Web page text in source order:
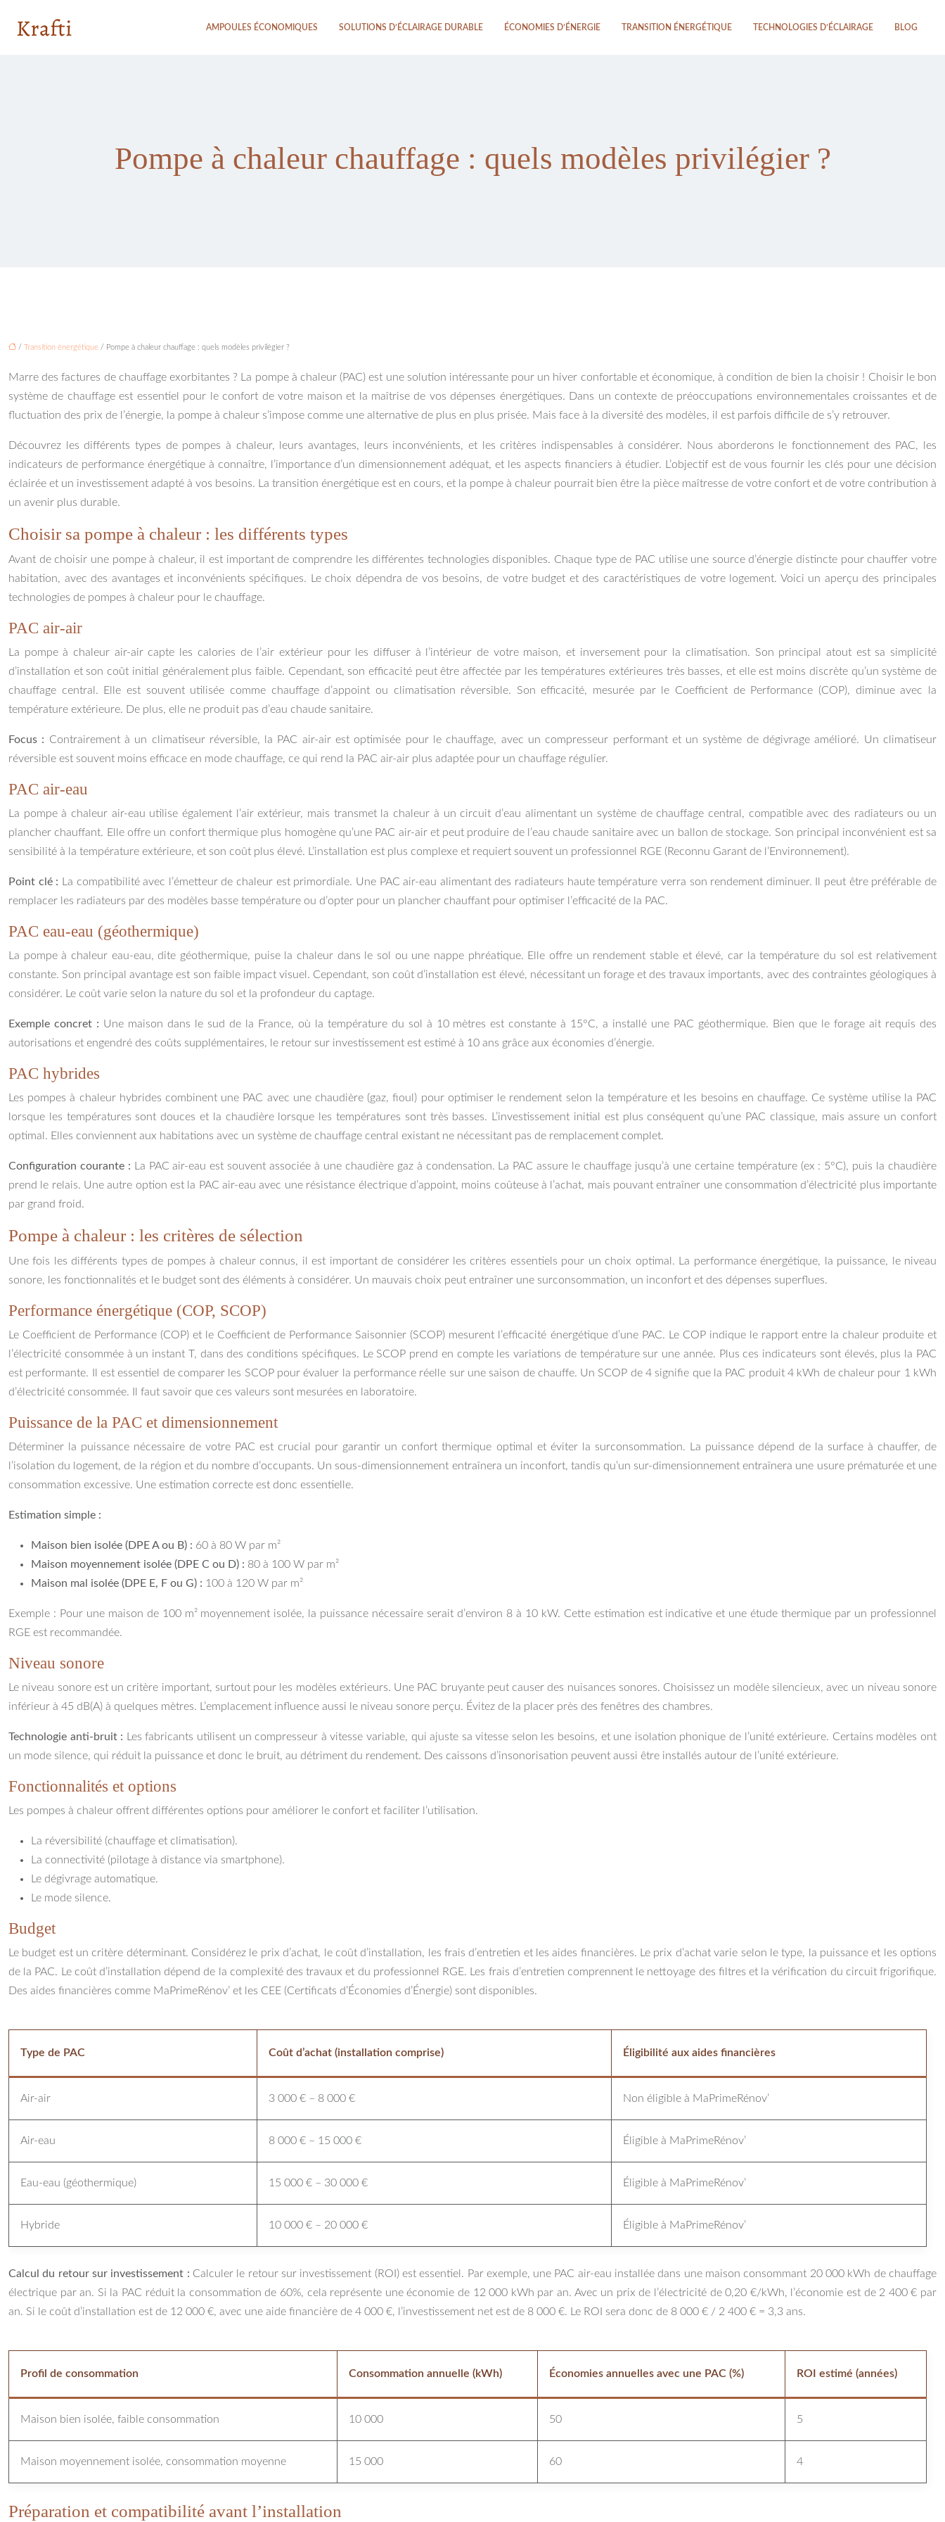
AMPOULES ÉCONOMIQUES SOLUTIONS D’ÉCLAIRAGE DURABLE ÉCONOMIES D’ÉNERGIE TRANSITION ÉNERGÉTIQUE TECHNOLOGIES D’ÉCLAIRAGE BLOG
Pompe à chaleur chauffage : quels modèles privilégier ?
/ Transition énergétique / Pompe à chaleur chauffage : quels modèles privilégier ?
Marre des factures de chauffage exorbitantes ? La pompe à chaleur (PAC) est une solution intéressante pour un hiver confortable et économique, à condition de bien la choisir ! Choisir le bon
système de chauffage est essentiel pour le confort de votre maison et la maîtrise de vos dépenses énergétiques. Dans un contexte de préoccupations environnementales croissantes et de
fluctuation des prix de l’énergie, la pompe à chaleur s’impose comme une alternative de plus en plus prisée. Mais face à la diversité des modèles, il est parfois difficile de s’y retrouver.
Découvrez les différents types de pompes à chaleur, leurs avantages, leurs inconvénients, et les critères indispensables à considérer. Nous aborderons le fonctionnement des PAC, les
indicateurs de performance énergétique à connaître, l’importance d’un dimensionnement adéquat, et les aspects financiers à étudier. L’objectif est de vous fournir les clés pour une décision
éclairée et un investissement adapté à vos besoins. La transition énergétique est en cours, et la pompe à chaleur pourrait bien être la pièce maîtresse de votre confort et de votre contribution à
un avenir plus durable.
Choisir sa pompe à chaleur : les différents types
Avant de choisir une pompe à chaleur, il est important de comprendre les différentes technologies disponibles. Chaque type de PAC utilise une source d’énergie distincte pour chauffer votre
habitation, avec des avantages et inconvénients spécifiques. Le choix dépendra de vos besoins, de votre budget et des caractéristiques de votre logement. Voici un aperçu des principales
technologies de pompes à chaleur pour le chauffage.
PAC air-air
La pompe à chaleur air-air capte les calories de l’air extérieur pour les diffuser à l’intérieur de votre maison, et inversement pour la climatisation. Son principal atout est sa simplicité
d’installation et son coût initial généralement plus faible. Cependant, son efficacité peut être affectée par les températures extérieures très basses, et elle est moins discrète qu’un système de
chauffage central. Elle est souvent utilisée comme chauffage d’appoint ou climatisation réversible. Son efficacité, mesurée par le Coefficient de Performance (COP), diminue avec la
température extérieure. De plus, elle ne produit pas d’eau chaude sanitaire.
Focus : Contrairement à un climatiseur réversible, la PAC air-air est optimisée pour le chauffage, avec un compresseur performant et un système de dégivrage amélioré. Un climatiseur
réversible est souvent moins efficace en mode chauffage, ce qui rend la PAC air-air plus adaptée pour un chauffage régulier.
PAC air-eau
La pompe à chaleur air-eau utilise également l’air extérieur, mais transmet la chaleur à un circuit d’eau alimentant un système de chauffage central, compatible avec des radiateurs ou un
plancher chauffant. Elle offre un confort thermique plus homogène qu’une PAC air-air et peut produire de l’eau chaude sanitaire avec un ballon de stockage. Son principal inconvénient est sa
sensibilité à la température extérieure, et son coût plus élevé. L’installation est plus complexe et requiert souvent un professionnel RGE (Reconnu Garant de l’Environnement).
Point clé :
La compatibilité avec l’émetteur de chaleur est primordiale. Une PAC air-eau alimentant des radiateurs haute température verra son rendement diminuer. Il peut être préférable de
remplacer les radiateurs par des modèles basse température ou d’opter pour un plancher chauffant pour optimiser l’efficacité de la PAC.
PAC eau-eau (géothermique)
La pompe à chaleur eau-eau, dite géothermique, puise la chaleur dans le sol ou une nappe phréatique. Elle offre un rendement stable et élevé, car la température du sol est relativement
constante. Son principal avantage est son faible impact visuel. Cependant, son coût d’installation est élevé, nécessitant un forage et des travaux importants, avec des contraintes géologiques à
considérer. Le coût varie selon la nature du sol et la profondeur du captage.
Exemple concret : Une maison dans le sud de la France, où la température du sol à 10 mètres est constante à 15°C, a installé une PAC géothermique. Bien que le forage ait requis des
autorisations et engendré des coûts supplémentaires, le retour sur investissement est estimé à 10 ans grâce aux économies d’énergie.
PAC hybrides
Les pompes à chaleur hybrides combinent une PAC avec une chaudière (gaz, fioul) pour optimiser le rendement selon la température et les besoins en chauffage. Ce système utilise la PAC
lorsque les températures sont douces et la chaudière lorsque les températures sont très basses. L’investissement initial est plus conséquent qu’une PAC classique, mais assure un confort
optimal. Elles conviennent aux habitations avec un système de chauffage central existant ne nécessitant pas de remplacement complet.
Configuration courante :
La PAC air-eau est souvent associée à une chaudière gaz à condensation. La PAC assure le chauffage jusqu’à une certaine température (ex : 5°C), puis la chaudière
prend le relais. Une autre option est la PAC air-eau avec une résistance électrique d’appoint, moins coûteuse à l’achat, mais pouvant entraîner une consommation d’électricité plus importante
par grand froid.
Pompe à chaleur : les critères de sélection
Une fois les différents types de pompes à chaleur connus, il est important de considérer les critères essentiels pour un choix optimal. La performance énergétique, la puissance, le niveau
sonore, les fonctionnalités et le budget sont des éléments à considérer. Un mauvais choix peut entraîner une surconsommation, un inconfort et des dépenses superflues.
Performance énergétique (COP, SCOP)
Le Coefficient de Performance (COP) et le Coefficient de Performance Saisonnier (SCOP) mesurent l’efficacité énergétique d’une PAC. Le COP indique le rapport entre la chaleur produite et
l’électricité consommée à un instant T, dans des conditions spécifiques. Le SCOP prend en compte les variations de température sur une année. Plus ces indicateurs sont élevés, plus la PAC
est performante. Il est essentiel de comparer les SCOP pour évaluer la performance réelle sur une saison de chauffe. Un SCOP de 4 signifie que la PAC produit 4 kWh de chaleur pour 1 kWh
d’électricité consommée. Il faut savoir que ces valeurs sont mesurées en laboratoire.
Puissance de la PAC et dimensionnement
Déterminer la puissance nécessaire de votre PAC est crucial pour garantir un confort thermique optimal et éviter la surconsommation. La puissance dépend de la surface à chauffer, de
l’isolation du logement, de la région et du nombre d’occupants. Un sous-dimensionnement entraînera un inconfort, tandis qu’un sur-dimensionnement entraînera une usure prématurée et une
consommation excessive. Une estimation correcte est donc essentielle.
Estimation simple :
Maison bien isolée (DPE A ou B) : 60 à 80 W par m²
Maison moyennement isolée (DPE C ou D) : 80 à 100 W par m²
Maison mal isolée (DPE E, F ou G) : 100 à 120 W par m²
Exemple : Pour une maison de 100 m² moyennement isolée, la puissance nécessaire serait d’environ 8 à 10 kW. Cette estimation est indicative et une étude thermique par un professionnel
RGE est recommandée.
Niveau sonore
Le niveau sonore est un critère important, surtout pour les modèles extérieurs. Une PAC bruyante peut causer des nuisances sonores. Choisissez un modèle silencieux, avec un niveau sonore
inférieur à 45 dB(A) à quelques mètres. L’emplacement influence aussi le niveau sonore perçu. Évitez de la placer près des fenêtres des chambres.
Technologie anti-bruit :
Les fabricants utilisent un compresseur à vitesse variable, qui ajuste sa vitesse selon les besoins, et une isolation phonique de l’unité extérieure. Certains modèles ont
un mode silence, qui réduit la puissance et donc le bruit, au détriment du rendement. Des caissons d’insonorisation peuvent aussi être installés autour de l’unité extérieure.
Fonctionnalités et options
Les pompes à chaleur offrent différentes options pour améliorer le confort et faciliter l’utilisation.
La réversibilité (chauffage et climatisation).
La connectivité (pilotage à distance via smartphone).
Le dégivrage automatique.
Le mode silence.
Budget
Le budget est un critère déterminant. Considérez le prix d’achat, le coût d’installation, les frais d’entretien et les aides financières. Le prix d’achat varie selon le type, la puissance et les options
de la PAC. Le coût d’installation dépend de la complexité des travaux et du professionnel RGE. Les frais d’entretien comprennent le nettoyage des filtres et la vérification du circuit frigorifique.
Des aides financières comme MaPrimeRénov’ et les CEE (Certificats d’Économies d’Énergie) sont disponibles.
Type de PAC Coût d’achat (installation comprise) Éligibilité aux aides financières
Air-air 3 000 € – 8 000 € Non éligible à MaPrimeRénov’
Air-eau 8 000 € – 15 000 € Éligible à MaPrimeRénov’
Eau-eau (géothermique) 15 000 € – 30 000 € Éligible à MaPrimeRénov’
Hybride 10 000 € – 20 000 € Éligible à MaPrimeRénov’
Calcul du retour sur investissement : Calculer le retour sur investissement (ROI) est essentiel. Par exemple, une PAC air-eau installée dans une maison consommant 20 000 kWh de chauffage
électrique par an. Si la PAC réduit la consommation de 60%, cela représente une économie de 12 000 kWh par an. Avec un prix de l’électricité de 0,20 €/kWh, l’économie est de 2 400 € par
an. Si le coût d’installation est de 12 000 €, avec une aide financière de 4 000 €, l’investissement net est de 8 000 €. Le ROI sera donc de 8 000 € / 2 400 € = 3,3 ans.
Profil de consommation Consommation annuelle (kWh) Économies annuelles avec une PAC (%) ROI estimé (années)
Maison bien isolée, faible consommation 10 000 50 5
Maison moyennement isolée, consommation moyenne 15 000 60 4
Préparation et compatibilité avant l’installation